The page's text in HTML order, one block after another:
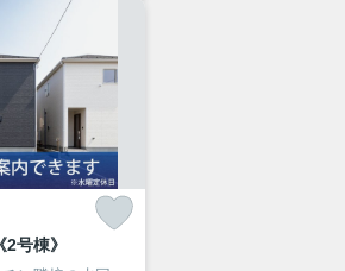
号棟》